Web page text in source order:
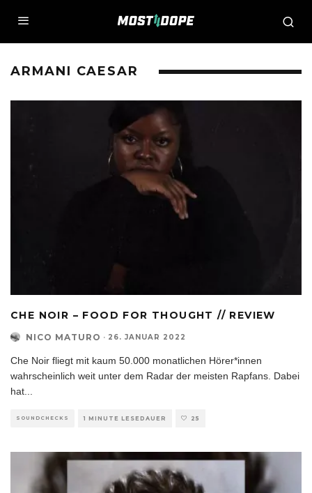
ARMANI CAESAR
CHE NOIR – FOOD FOR THOUGHT // REVIEW
NICO MATURO · 26. JANUAR 2022
Che Noir fliegt mit kaum 50.000 monatlichen Hörer*innen
wahrscheinlich weit unter dem Radar der meisten Rapfans. Dabei
hat
SOUNDCHECKS 1 MINUTE LESEDAUER 25